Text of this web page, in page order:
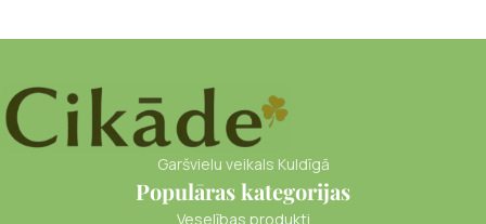
Garšvielu veikals Kuldīgā
Populāras kategorijas
Veselības produkti